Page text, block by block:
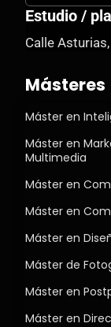
Estudio /
Calle
Másteres
Máster en
Máster en
Multimedia
Máster en
Máster en
Máster en
Máster de
Máster en
Máster en